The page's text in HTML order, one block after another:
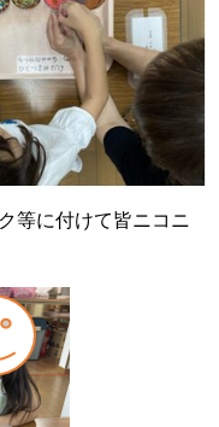
等に付けて皆ニコニ